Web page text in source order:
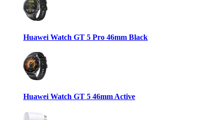
Huawei Watch GT 5 Pro 46mm Black
Huawei Watch GT 5 46mm Active